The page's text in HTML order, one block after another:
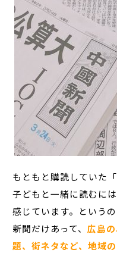
もともと購読していた
子どもと一緒に読むに
感じています。という
新聞だけあって、広島
題、街ネタなど、地域